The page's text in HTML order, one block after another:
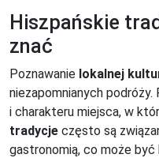
Hiszpańskie
znać
Poznawanie lokalnej
niezapomnianych
i charakteru miejsca, w
tradycje często są
gastronomią, co może